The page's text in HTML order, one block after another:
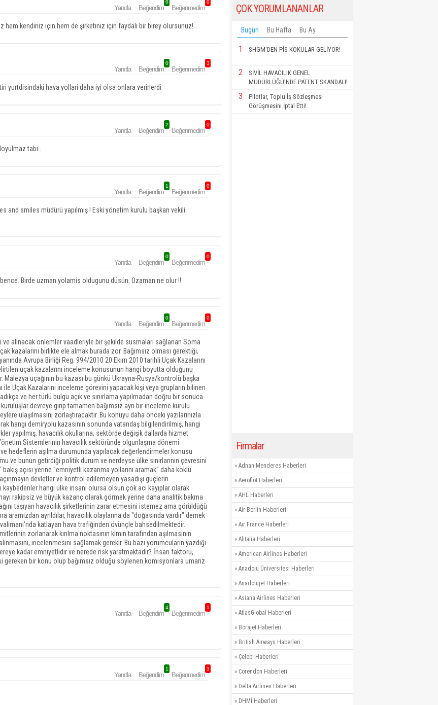
Yanıtla Beğendim
0
Beğenmedim
0
hem kendiniz için hem de şirketiniz için faydalı bir birey olursunuz!
Yanıtla Beğendim
0
Beğenmedim
3
yurtdisindaki hava yollari daha iyi olsa onlara verirlerdi
Yanıtla Beğendim
2
Beğenmedim
0
tabi..
Yanıtla Beğendim
1
Beğenmedim
0
and smiles müdürü yapılmış ! Eski yönetim kurulu başkan vekili
Yanıtla Beğendim
0
Beğenmedim
0
Birde uzman yolamis oldugunu düsün. Ozaman ne olur !!
Yanıtla Beğendim
0
Beğenmedim
0
ve alınacak önlemler vaadleriyle bir şekilde susmaları sağlanan Soma
kazalarını birlikte ele almak burada zor. Bağımsız olması gerektiği,
Avrupa Birliği Reg. 994/2010 20 Ekim 2010 tarihli Uçak Kazalarını
uçak kazalarını inceleme konusunun hangi boyutta olduğunu
uçağının bu kazası bu günkü Ukrayna-Rusya/kontrolü başka
Uçak Kazalarını inceleme görevini yapacak kişi veya grupların bilinen
ve her türlü bulgu açık ve sınırlama yapılmadan doğru bir sonuca
devreye girip tamamen bağımsız ayrı bir inceleme kurulu
ulaşılmasını zorlaştıracaktır. Bu konuyu daha önceki yazılarınızla
hangi demiryolu kazasının sonunda vatandaş bilgilendirilmiş, hangi
yapılmış, havacılık okullarına, sektörde değişik dallarda hizmet
Sistemlerinin havacılık sektöründe olgunlaşma dönemi
hedeflerin aşılma durumunda yapılacak değerlendirmeler konusu
bunun getirdiği politik durum ve nerdeyse ülke sınırlarının çevresini
açısı yerine "emniyetli kazanma yollarını aramak" daha köklü
devletler ve kontrol edilemeyen yasadışı güçlerin
kaybedenler hangi ülke insanı olursa olsun çok acı kayıplar olarak
rakipsiz ve büyük kazanç olarak görmek yerine daha analitik bakma
taşıyan havacılık şirketlerinin zarar etmesini istemez ama görüldüğü
ayrıldılar, havacılık olaylarına da "doğasında vardır" demek
katlayan hava trafiğinden övünçle bahsedilmektedir.
zorlanarak kırılma noktasının kimin tarafından aşılmasının
incelenmesini sağlamak gerekir. Bu bazı yorumcuların yazdığı
kadar emniyetlidir ve nerede risk yaratmaktadır? İnsan faktörü,
bir konu olup bağımsız olduğu söylenen komisyonlara umarız
Yanıtla Beğendim
4
Beğenmedim
1
Yanıtla Beğendim
1
Beğenmedim
3
ÇOK YORUMLANANLAR
Bugün Bu Hafta Bu Ay
1 SHGM'DEN PİS KOKULAR GELİYOR!
2
SİVİL HAVACILIK GENEL
MÜDÜRLÜĞÜ'NDE PATENT SKANDALI!
3
Pilotlar, Toplu İş Sözleşmesi
Görüşmesini İptal Etti!
Firmalar
» Adnan Menderes Haberleri
» Aeroflot Haberleri
» AHL Haberleri
» Air Berlin Haberleri
» Air France Haberleri
» Alitalia Haberleri
» American Airlines Haberleri
» Anadolu Üniversitesi Haberleri
» Anadolujet Haberleri
» Asiana Airlines Haberleri
» AtlasGlobal Haberleri
» Borajet Haberleri
» British Airways Haberleri
» Çelebi Haberleri
» Corendon Haberleri
» Delta Airlines Haberleri
» DHMİ Haberleri